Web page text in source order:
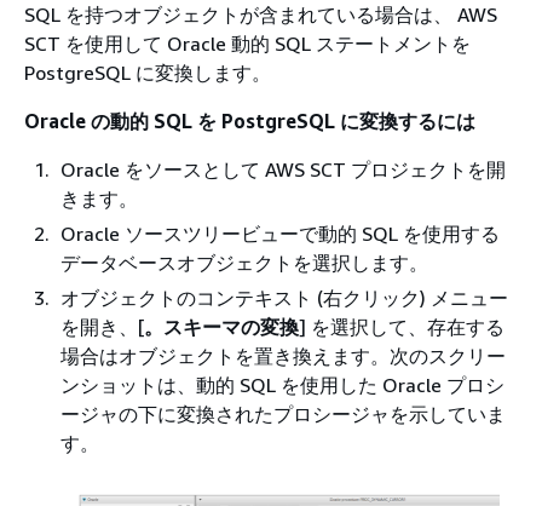
SQL を持つオブジェクトが含まれている場合は、 AWS
SCT を使用して Oracle 動的 SQL ステートメントを
PostgreSQL に変換します。
Oracle の動的 SQL を PostgreSQL に変換するには
Oracle をソースとして AWS SCT プロジェクトを開
きます。
Oracle ソースツリービューで動的 SQL を使用する
データベースオブジェクトを選択します。
オブジェクトのコンテキスト (右クリック) メニュー
を開き、[。スキーマの変換] を選択して、存在する
場合はオブジェクトを置き換えます。次のスクリー
ンショットは、動的 SQL を使用した Oracle プロシ
ージャの下に変換されたプロシージャを示していま
す。